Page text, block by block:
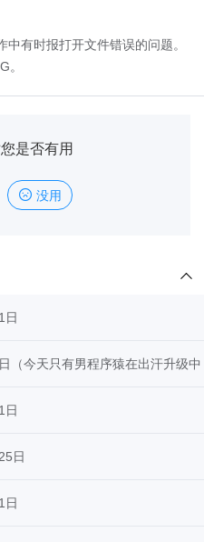
中有时报打开文件错误的问题。
。
是否有用
没用
日
（今天只有男程序猿在出汗升级
日
日
日